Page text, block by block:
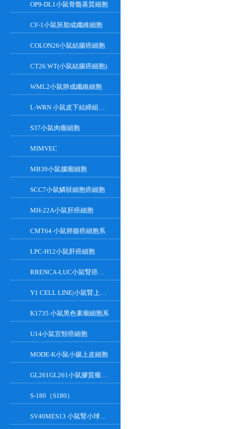
OP9-DL1小鼠骨髓基質細胞
CF-1小鼠胚胎成纖維細胞
COLON26小鼠結腸癌細胞
CT26.WT(小鼠結腸癌細胞)
WML2小鼠肺成纖維細胞
L-WRN 小鼠皮下結締組織細胞系
S37小鼠肉瘤細胞
MIMVEC
MB39小鼠腦瘤細胞
SCC7小鼠鱗狀細胞癌細胞
MH-22A小鼠肝癌細胞
CMT64 小鼠肺腺癌細胞系
LPC-H12小鼠肝癌細胞
RRENCA-LUC小鼠腎癌細胞LUC轉染株
Y1 CELL LINE|小鼠腎上腺皮質瘤細胞
K1735 小鼠黑色素瘤細胞系
U14小鼠宮頸癌細胞
MODE-K小鼠小腸上皮細胞
GL261GL261小鼠膠質瘤細胞
S-180（S180）
SV40MES13 小鼠腎小球系膜細胞